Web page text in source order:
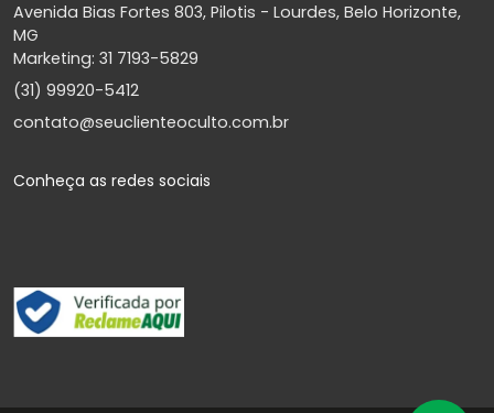
Avenida Bias Fortes 803, Pilotis - Lourdes, Belo Horizonte,
MG
Marketing: 31 7193-5829
(31) 99920-5412
contato@seuclienteoculto.com.br
Conheça as redes sociais